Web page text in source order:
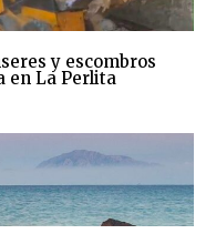
y escombros
en La Perlita